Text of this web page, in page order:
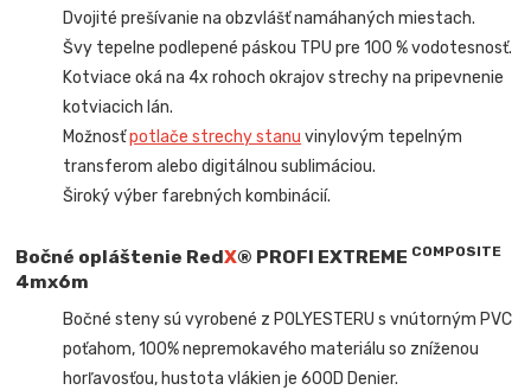
Dvojité prešívanie na obzvlášť namáhaných miestach.
Švy tepelne podlepené páskou TPU pre 100 % vodotesnosť.
Kotviace oká na 4x rohoch okrajov strechy na pripevnenie
kotviacich lán.
Možnosťpotlače strechy stanu vinylovým tepelným
transferom alebo digitálnou sublimáciou.
Široký výber farebných kombinácií.
Bočné opláštenie RedX® PROFI EXTREME COMPOSITE
4mx6m
Bočné steny sú vyrobené z POLYESTERU s vnútorným PVC
poťahom, 100% nepremokavého materiálu so zníženou
horľavosťou, hustota vlákien je 600D Denier.